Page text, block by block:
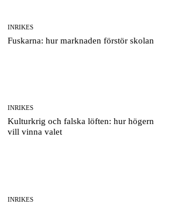
INRIKES
Fuskarna: hur marknaden förstör skolan
INRIKES
Kulturkrig och falska löften: hur högern
vill vinna valet
INRIKES